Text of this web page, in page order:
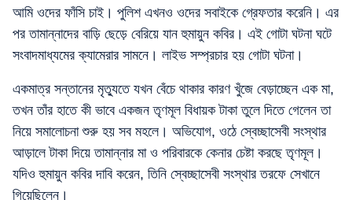
আমি ওদের ফাঁসি চাই। পুলিশ এখনও ওদের সবাইকে গ্রেফতার করেনি। এর
পর তামান্নাদের বাড়ি ছেড়ে বেরিয়ে যান হুমায়ুন কবির। এই গোটা ঘটনা ঘটে
সংবাদমাধ্যমের ক্যামেরার সামনে। লাইভ সম্প্রচার হয় গোটা ঘটনা।
একমাত্র সন্তানের মৃত্যুতে যখন বেঁচে থাকার কারণ খুঁজে বেড়াচ্ছেন এক মা,
তখন তাঁর হাতে কী ভাবে একজন তৃণমূল বিধায়ক টাকা তুলে দিতে গেলেন তা
নিয়ে সমালোচনা শুরু হয় সব মহলে। অভিযোগ, ওঠে স্বেচ্ছাসেবী সংস্থার
আড়ালে টাকা দিয়ে তামান্নার মা ও পরিবারকে কেনার চেষ্টা করছে তৃণমূল।
যদিও হুমায়ুন কবির দাবি করেন, তিনি স্বেচ্ছাসেবী সংস্থার তরফে সেখানে
গিয়েছিলেন।